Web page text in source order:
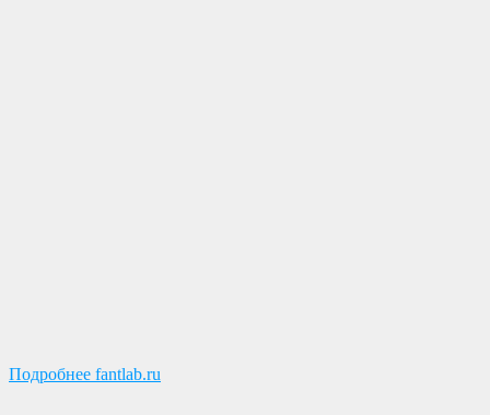
Подробнее fantlab.ru